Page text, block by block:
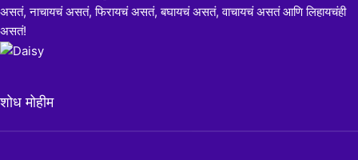
असतं, नाचायचं असतं, फिरायचं असतं, बघायचं असतं, वाचायचं असतं आणि लिहायचंही
असतं!
शोध मोहीम